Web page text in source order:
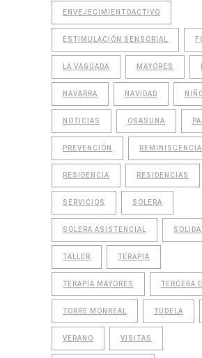
ENVEJECIMIENTOACTIVO
ESTIMULACIÓN SENSORIAL
LA VAGUADA MAYORES
NAVARRA NAVIDAD
NOTICIAS OSASUNA
PREVENCIÓN REMINISCENCIA
RESIDENCIA RESIDENCIAS
SERVICIOS SOLERA
SOLERA ASISTENCIAL
TALLER TERAPIA
TERAPIA MAYORES TERCERA
TORRE MONREAL TUDELA
VERANO VISITAS